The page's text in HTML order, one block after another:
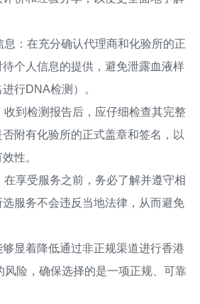
：在充分确认代理商和化验所的正
个人信息的提供，避免泄露血液样
行DNA检测）。
到检测报告后，应仔细检查其完整
附有化验所的正式盖章和签名，以
性。
享受服务之前，务必了解并遵守相
服务不会违反当地法律，从而避免
着降低通过非正规渠道进行香港
风险，确保选择的是一项正规、可靠